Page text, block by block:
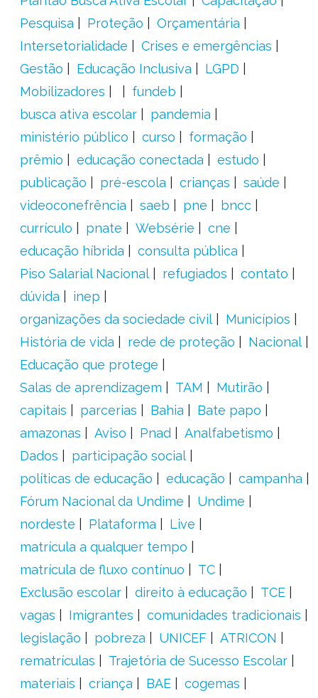
Pesquisa
Proteção
Orçamentária
Intersetorialidade
Crises e emergências
Gestão
Educação Inclusiva
LGPD
Mobilizadores
fundeb
busca ativa escolar
pandemia
ministério público
curso
formação
prêmio
educação conectada
estudo
publicação
pré-escola crianças
saúde
videoconefrência
saeb pne
bncc
currículo
pnate Websérie
cne
educação híbrida
consulta pública
Piso Salarial Nacional
refugiados
contato
dúvida
inep
organizações da sociedade civil
Municípios
História de vida
rede de proteção
Nacional
Educação que protege
Salas de aprendizagem
TAM
Mutirão
capitais
parcerias Bahia
Bate papo
amazonas
Aviso Pnad
Analfabetismo
Dados
participação social
políticas de educação
educação
campanha
Fórum Nacional da Undime
Undime
nordeste
Plataforma
Live
matrícula a qualquer tempo
matrícula de fluxo contínuo
TC
Exclusão escolar
direito à educação
TCE
vagas
Imigrantes
comunidades tradicionais
legislação
pobreza UNICEF
ATRICON
rematrículas
Trajetória de Sucesso Escolar
materiais
criança BAE
cogemas